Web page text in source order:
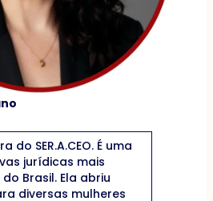
do SER.A.CEO. É uma
jurídicas mais
Brasil. Ela abriu
diversas mulheres